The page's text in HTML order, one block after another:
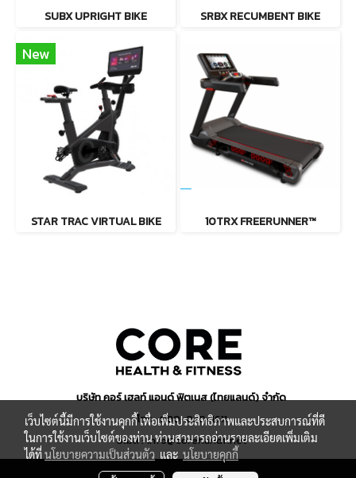
SUBX UPRIGHT BIKE SRBX RECUMBENT BIKE
New
STAR TRAC VIRTUAL BIKE 10TRX FREERUNNER™
บริษัท คอร์ เฮลท์ แอนด์ ฟิตเนส (ไทยแลนด์) จำกัด
โทร : 080-030-1611
อีเมล : info@corehandf.net
เว็บไซต์นี้มีการใช้งานคุกกี้ เพื่อเพิ่มประสิทธิภาพและประสบการณ์ที่ดี
ในการใช้งานเว็บไซต์ของท่าน ท่านสามารถอ่านรายละเอียดเพิ่มเติม
ได้ที่นโยบายความเป็นส่วนตัว และ นโยบายคุกกี้